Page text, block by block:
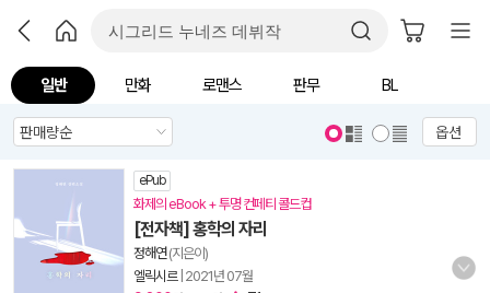
일반 만화 로맨스 판무 BL
옵션
ePub
화제의 eBook + 투명 컨페티 콜드컵
[전자책] 홍학의 자리
정해연(지은이)
엘릭시르| 2021년 07월